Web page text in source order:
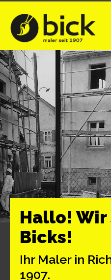
Hallo!
Bicks!
Ihr Maler in
1907.